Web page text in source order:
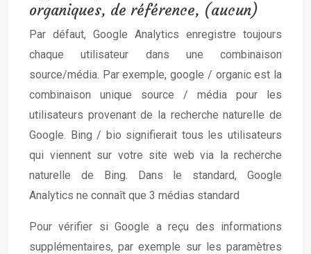
organiques, de référence, (aucun)
Par défaut, Google Analytics enregistre toujours
chaque utilisateur dans une combinaison
source/média. Par exemple, google / organic est la
combinaison unique source / média pour les
utilisateurs provenant de la recherche naturelle de
Google. Bing / bio signifierait tous les utilisateurs
qui viennent sur votre site web via la recherche
naturelle de Bing. Dans le standard, Google
Analytics ne connaît que 3 médias standard
Pour vérifier si Google a reçu des informations
supplémentaires, par exemple sur les paramètres